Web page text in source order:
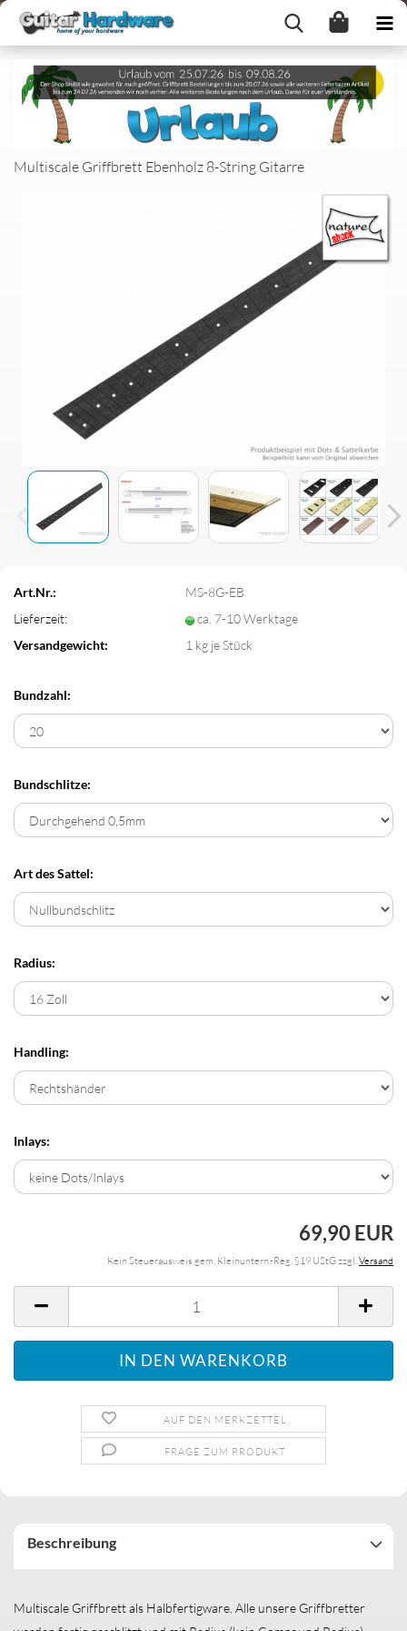
Multiscale Griffbrett Ebenholz 8-String Gitarre
Art.Nr.:
MS-8G-EB
Lieferzeit:
ca. 7-10 Werktage
Versandgewicht:
1 kg je Stück
Bundzahl:
Bundschlitze:
Art des Sattel:
Radius:
Handling:
Inlays:
69,90 EUR
Kein Steuerausweis gem. Kleinuntern.-Reg. §19 UStG zzgl. Versand
AUF DEN MERKZETTEL
FRAGE ZUM PRODUKT
Beschreibung
Multiscale Griffbrett als Halbfertigware. Alle unsere Griffbretter